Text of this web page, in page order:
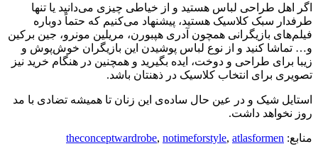
اگر اهل طراحی لباس هستید و از خیاطی چیزی می‌دانید یا تنها
طرفدار سبک کلاسیک هستید، پیشنهاد می‌کنیم که حتماً دوباره
فیلم‌های بازیگرانی همچون آدری هپبورن، مریلین مونرو، جین برکین
و… تماشا کنید و از نوع لباس پوشیدن این بازیگران خوش‌پوش و
زیبا برای طراحی و دوخت، ایده بگیرید و همچنین در هنگام خرید نیز
تصویری برای انتخاب کلاسیک در ذهنتان باشد.
استایل شیک و در عین حال ساده‌ی این زنان تا همیشه تضادی با مد
روز نخواهد داشت.
منابع: theconceptwardrobe, notimeforstyle, atlasformen